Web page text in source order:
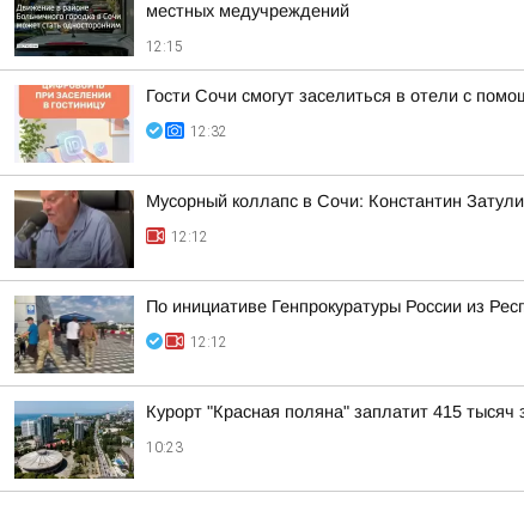
местных медучреждений
12:15
Гости Сочи смогут заселиться в отели с
12:32
Мусорный коллапс в Сочи: Константин
12:12
По инициативе Генпрокуратуры России из
12:12
Курорт "Красная поляна" заплатит 415
10:23